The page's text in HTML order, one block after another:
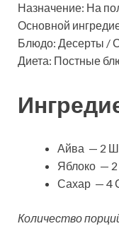
Назначение: На
Основной
Блюдо: Десерты /
Диета: Постные
Айва — 2
Яблоко — 2
Сахар — 4
Количество